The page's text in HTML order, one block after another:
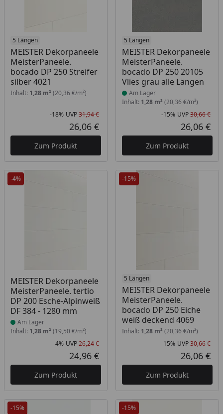
5 Längen
MEISTER Dekorpaneele
MeisterPaneele.
bocado DP 250 Streifer
silber 4021
Inhalt: 1,28 m² (20,36 €/m²)
Rabatt in Prozent
-18%
Ursprünglicher Preis
UVP31,94 €
Aktueller Preis
26,06 €
Zum Produkt
5 Längen
MEISTER Dekorpaneele
MeisterPaneele.
bocado DP 250 20105
Vlies grau alle Längen
Produkt am Lager
Am Lager
Inhalt: 1,28 m² (20,36 €/m²)
-15% UVP30,66 €
26,06 €
Zum Produkt
-4%
MEISTER Dekorpaneele
MeisterPaneele. tertio
DP 200 Esche-Alpinweiß
DF 384 - 1280 mm
Produkt am Lager
Am Lager
Inhalt: 1,28 m² (19,50 €/m²)
Rabatt in Prozent
-4%
Ursprünglicher Preis
UVP26,24 €
Aktueller Preis
24,96 €
Zum Produkt
-15%
5 Längen
MEISTER Dekorpaneele
MeisterPaneele.
bocado DP 250 Eiche
weiß deckend 4069
Inhalt: 1,28 m² (20,36 €/m²)
-15% UVP30,66 €
26,06 €
Zum Produkt
-15% -15%